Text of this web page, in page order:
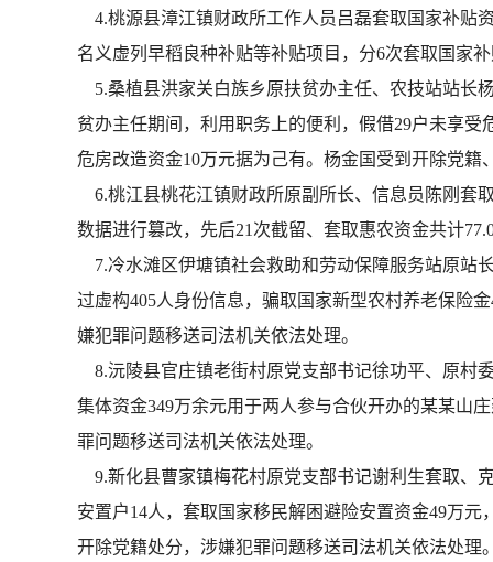
4.桃源县漳江镇财政所工作人员吕磊套取国家补贴
名义虚列早稻良种补贴等补贴项目，分6次套取国家
5.桑植县洪家关白族乡原扶贫办主任、农技站站长
贫办主任期间，利用职务上的便利，假借29户未享
危房改造资金10万元据为己有。杨金国受到开除党
6.桃江县桃花江镇财政所原副所长、信息员陈刚套
数据进行篡改，先后21次截留、套取惠农资金共计
7.冷水滩区伊塘镇社会救助和劳动保障服务站原站
过虚构405人身份信息，骗取国家新型农村养老保险
嫌犯罪问题移送司法机关依法处理。
8.沅陵县官庄镇老街村原党支部书记徐功平、原村
集体资金349万余元用于两人参与合伙开办的某某山
罪问题移送司法机关依法处理。
9.新化县曹家镇梅花村原党支部书记谢利生套取、
安置户14人，套取国家移民解困避险安置资金49万
开除党籍处分，涉嫌犯罪问题移送司法机关依法处理